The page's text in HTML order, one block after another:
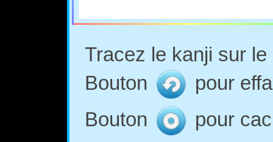
Tracez le kanji sur
Bouton
pour
Bouton
pour